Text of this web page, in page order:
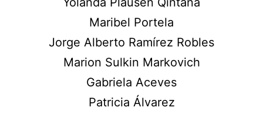
Maribel Portela
Jorge Alberto Ramírez Robles
Marion Sulkin Markovich
Gabriela Aceves
Patricia Álvarez